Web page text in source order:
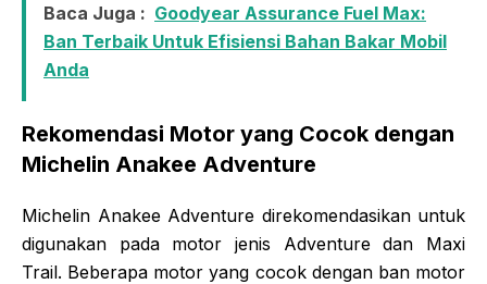
Baca Juga : Goodyear Assurance Fuel Max:
Ban Terbaik Untuk Efisiensi Bahan Bakar Mobil
Anda
Rekomendasi Motor yang Cocok dengan
Michelin Anakee Adventure
Michelin Anakee Adventure direkomendasikan untuk
digunakan pada motor jenis Adventure dan Maxi
Trail. Beberapa motor yang cocok dengan ban motor